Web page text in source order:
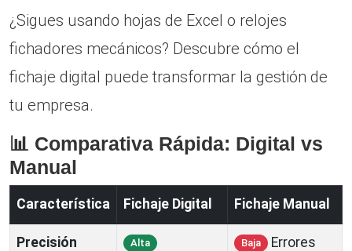
¿Sigues usando hojas de Excel o relojes
fichadores mecánicos? Descubre cómo el
fichaje digital puede transformar la gestión de
tu empresa.
📊 Comparativa Rápida: Digital vs
Manual
Característica Fichaje Digital Fichaje Manual
Precisión Alta Baja
Errores